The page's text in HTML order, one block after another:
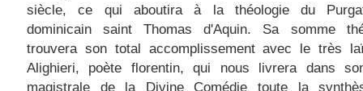
siècle, ce qui aboutira à la théologie du
dominicain saint Thomas d'Aquin. Sa somme
trouvera son total accomplissement avec le très
Alighieri, poète florentin, qui nous livrera dans
magistrale de la Divine Comédie toute la